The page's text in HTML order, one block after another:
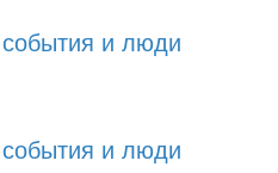
и люди
и люди